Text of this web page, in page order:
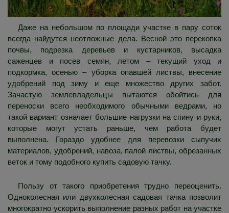
Даже на небольшом по площади участке в пару соток
всегда найдутся неотложные дела. Весной это перекопка
почвы, подрезка деревьев и кустарников, высадка
саженцев и посев семян, летом – текущий уход и
подкормка, осенью – уборка опавшей листвы, внесение
удобрений под зиму и еще множество других забот.
Зачастую землевладельцы пытаются обойтись для
переноски всего необходимого обычными ведрами, но
такой вариант означает большие нагрузки на спину и руки,
которые могут устать раньше, чем работа будет
выполнена. Гораздо удобнее для перевозки сыпучих
материалов, удобрений, навоза, палой листвы, обрезанных
веток и тому подобного купить садовую тачку.
Пользу от такого приобретения трудно переоценить.
Одноколесная или двухколесная садовая тачка позволит
многократно ускорить выполнение разных работ на участке